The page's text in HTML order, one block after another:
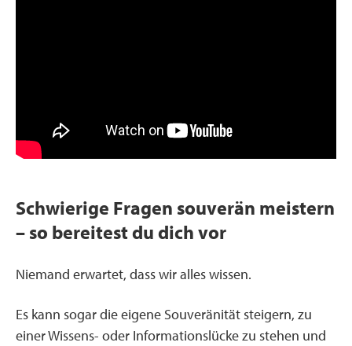
Schwierige Fragen souverän meistern
– so bereitest du dich vor
Niemand erwartet, dass wir alles wissen.
Es kann sogar die eigene Souveränität steigern, zu
einer Wissens- oder Informationslücke zu stehen und